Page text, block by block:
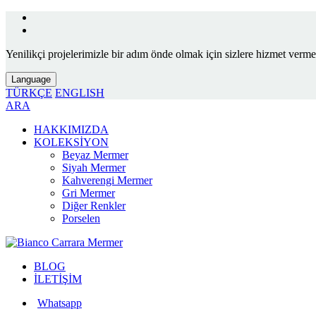
Yenilikçi projelerimizle bir adım önde olmak için sizlere hizmet
Language
TÜRKÇE ENGLISH
ARA
HAKKIMIZDA
KOLEKSİYON
Beyaz Mermer
Siyah Mermer
Kahverengi Mermer
Gri Mermer
Diğer Renkler
Porselen
BLOG
İLETİŞİM
Whatsapp